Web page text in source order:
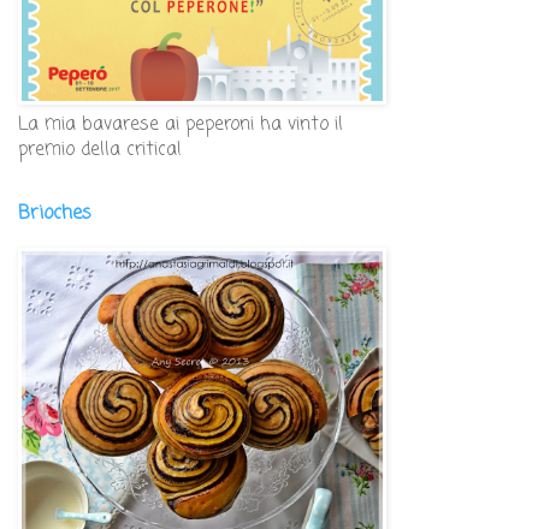
La mia bavarese ai peperoni ha vinto il
premio della critica!
Brioches